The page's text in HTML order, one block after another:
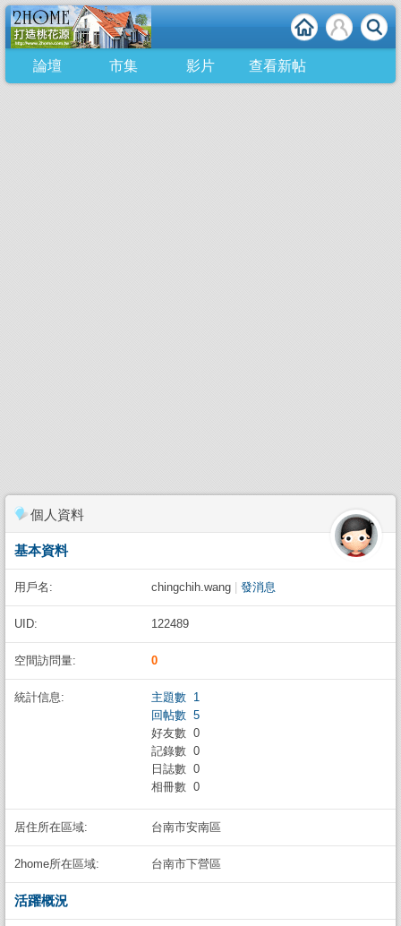
論壇 市集 影片 查看新帖
個人資料
基本資料
用戶名: chingchih.wang 發消息
UID: 122489
空間訪問量: 0
統計信息:
主題數 1
回帖數 5
好友數 0
記錄數 0
日誌數 0
相冊數 0
居住所在區域: 台南市安南區
2home所在區域: 台南市下營區
活躍概況